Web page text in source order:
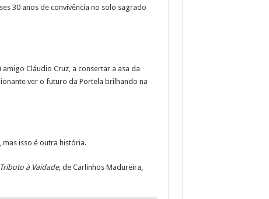
30 anos de convivência no solo sagrado
Cláudio Cruz, a consertar a asa da
ver o futuro da Portela brilhando na
isso é outra história.
Tributo à Vaidade, de Carlinhos Madureira,